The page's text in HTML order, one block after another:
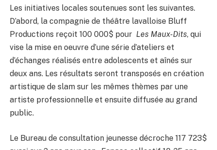
Les initiatives locales soutenues sont les suivantes.
D’abord, la compagnie de théâtre lavalloise Bluff
Productions reçoit 100 000$ pour Les Maux-Dits, qui
vise la mise en oeuvre d’une série d’ateliers et
d’échanges réalisés entre adolescents et aînés sur
deux ans. Les résultats seront transposés en création
artistique de slam sur les mêmes thèmes par une
artiste professionnelle et ensuite diffusée au grand
public.
Le Bureau de consultation jeunesse décroche 117 723$